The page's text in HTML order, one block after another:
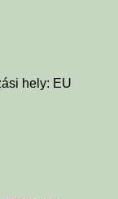
hely: EU